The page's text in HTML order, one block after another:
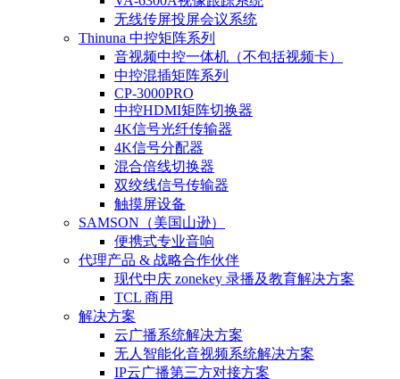
无线传屏投屏会议系统
Thinuna 中控矩阵系列
音视频中控一体机（不包括视频卡）
中控混插矩阵系列
CP-3000PRO
中控HDMI矩阵切换器
4K信号光纤传输器
4K信号分配器
混合倍线切换器
双绞线信号传输器
触摸屏设备
SAMSON（美国山逊）
便携式专业音响
代理产品 & 战略合作伙伴
现代中庆 zonekey 录播及教育解决方案
TCL 商用
解决方案
云广播系统解决方案
无人智能化音视频系统解决方案
IP云广播第三方对接方案